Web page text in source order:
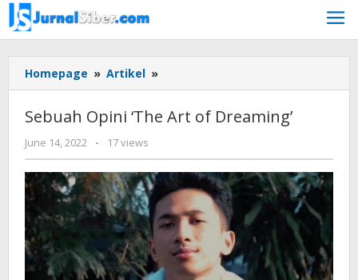
Skip
to
content
Homepage » Artikel »
Opini
Art
Dreaming’
Sebuah Opini ‘The Art of Dreaming’
June 14, 2022
by
Jurnalsiber
- 17 views